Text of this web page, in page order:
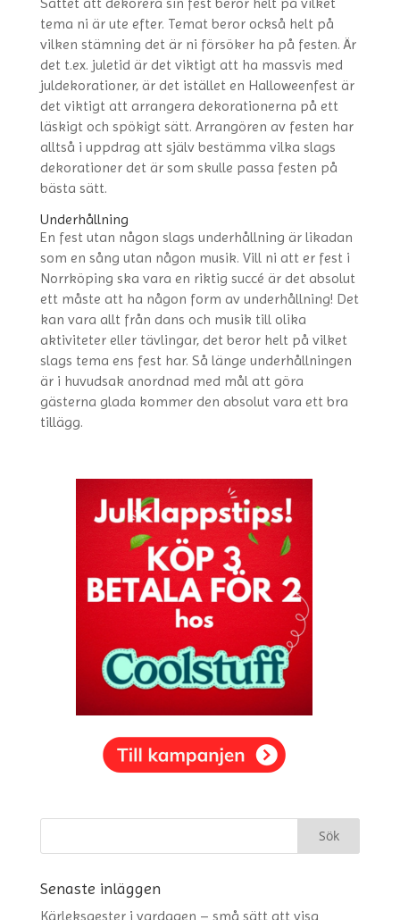
tema ni är ute efter. Temat beror också helt på
vilken stämning det är ni försöker ha på festen. Är
det t.ex. juletid är det viktigt att ha massvis med
juldekorationer, är det istället en Halloweenfest är
det viktigt att arrangera dekorationerna på ett
läskigt och spökigt sätt. Arrangören av festen har
alltså i uppdrag att själv bestämma vilka slags
dekorationer det är som skulle passa festen på
bästa sätt.
Underhållning
En fest utan någon slags underhållning är likadan
som en sång utan någon musik. Vill ni att er fest i
Norrköping ska vara en riktig succé är det absolut
ett måste att ha någon form av underhållning! Det
kan vara allt från dans och musik till olika
aktiviteter eller tävlingar, det beror helt på vilket
slags tema ens fest har. Så länge underhållningen
är i huvudsak anordnad med mål att göra
gästerna glada kommer den absolut vara ett bra
tillägg.
Senaste inläggen
Kärleksgester i vardagen – små sätt att visa